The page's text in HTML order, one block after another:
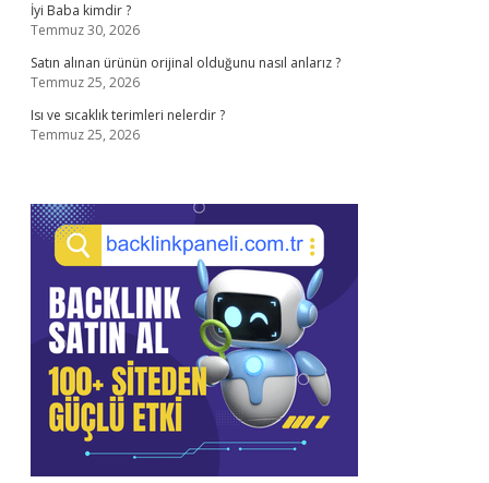
İyi Baba kimdir ?
Temmuz 30, 2026
Satın alınan ürünün orijinal olduğunu nasıl anlarız ?
Temmuz 25, 2026
Isı ve sıcaklık terimleri nelerdir ?
Temmuz 25, 2026